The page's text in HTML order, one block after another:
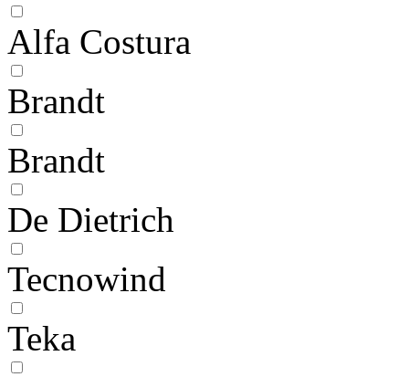
Alfa Costura
Brandt
Brandt
De Dietrich
Tecnowind
Teka